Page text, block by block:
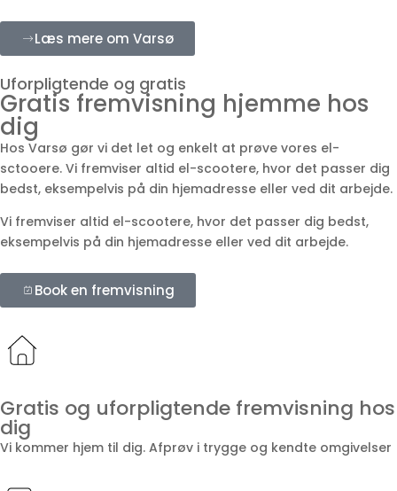
Læs mere om Varsø
Uforpligtende og gratis
Gratis fremvisning hjemme hos
dig
Hos Varsø gør vi det let og enkelt at prøve vores el-
sctooere. Vi fremviser altid el-scootere, hvor det passer dig
bedst, eksempelvis på din hjemadresse eller ved dit arbejde.
Vi fremviser altid el-scootere, hvor det passer dig bedst,
eksempelvis på din hjemadresse eller ved dit arbejde.
Book en fremvisning
Gratis og uforpligtende fremvisning hos
dig
Vi kommer hjem til dig. Afprøv i trygge og kendte omgivelser